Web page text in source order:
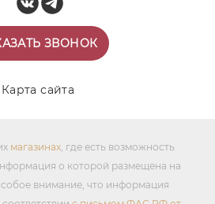
ЗВОНОК
Карта сайта
магазинах, где есть возможность
о которой размещена на
внимание, что информация